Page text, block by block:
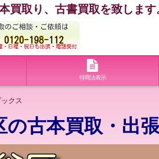
買取り、古書買取を致します
特商法表示
クス
古本買取・出